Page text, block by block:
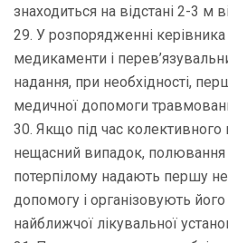
знаходиться на відстані 2-3 м
29. У розпорядженні
медикаменти і
надання, при необхідності,
медичної допомоги
30. Якщо під час
нещасний випадок, полювання
потерпілому надають першу
допомогу і організовують
найближчої лікувальної